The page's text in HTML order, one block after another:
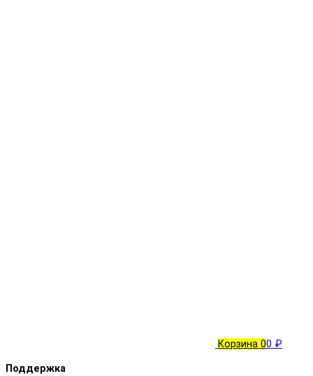
Корзина 00 ₽
Поддержка